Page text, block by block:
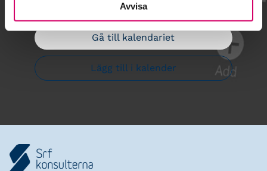
Avvisa
Gå till kalendariet
Lägg till i kalender